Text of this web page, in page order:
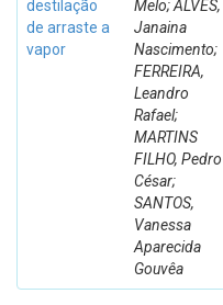
destilação
de arraste a
vapor
Melo; ALVES,
Janaina
Nascimento;
FERREIRA,
Leandro
Rafael;
MARTINS
FILHO, Pedro
César;
SANTOS,
Vanessa
Aparecida
Gouvêa